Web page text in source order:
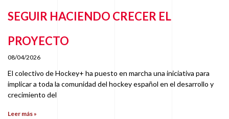
SEGUIR HACIENDO CRECER EL
PROYECTO
08/04/2026
El colectivo de Hockey+ ha puesto en marcha una iniciativa para
implicar a toda la comunidad del hockey español en el desarrollo y
crecimiento del
Leer más »